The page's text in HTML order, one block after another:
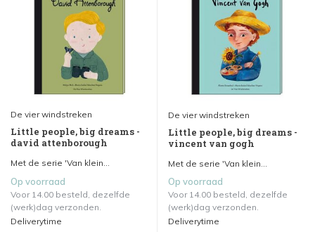
De vier windstreken
Little people, big dreams -
david attenborough
Met de serie 'Van klein...
Op voorraad
Voor 14.00 besteld, dezelfde
(werk)dag verzonden.
Deliverytime
De vier windstreken
Little people, big dreams -
vincent van gogh
Met de serie 'Van klein...
Op voorraad
Voor 14.00 besteld, dezelfde
(werk)dag verzonden.
Deliverytime